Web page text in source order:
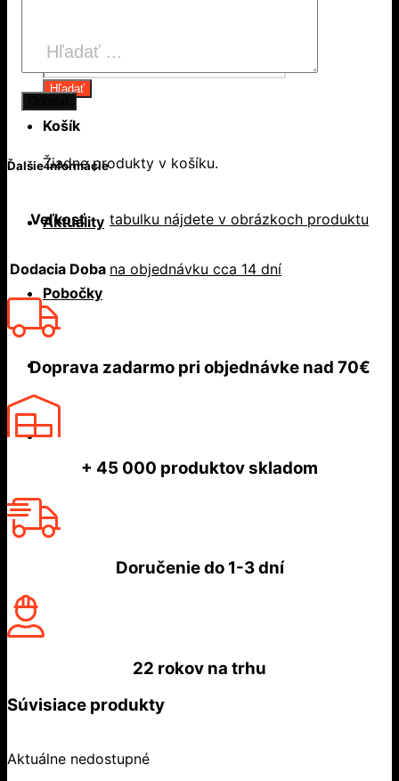
search
Hľadať
Košík
Žiadne produkty v košíku.
Aktuality
Pobočky
Ďalšie informácie
Veľkosť tabulku nájdete v obrázkoch produktu
Dodacia Doba na objednávku cca 14 dní
Doprava zadarmo pri objednávke nad 70€
+ 45 000 produktov skladom
Doručenie do1-3 dní
22 rokov na trhu
Súvisiace produkty
Aktuálne nedostupné